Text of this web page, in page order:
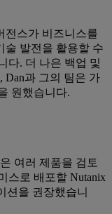
전스가 비즈니스를
술 발전을 활용할 수
다. 더 나은 백업 및
Dan과 그의 팀은 가
원했습니다.
여러 제품을 검토
스로 배포할 Nutanix
션을 권장했습니